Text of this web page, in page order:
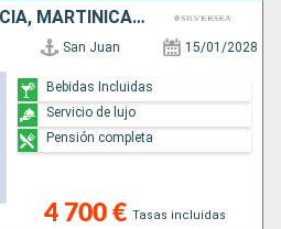
JOST VAN DYKE, FRANCIA, MARTINICA, GRENADA, SAN VINCENT Y LAS GRANADINAS, SANTA LUCIA, ANTIGUA Y BARBUDA, PORTO RICO
San Juan 15/01/2028
4 700 € Tasas incluidas
Bebidas Incluidas
Servicio de lujo
Pensión completa